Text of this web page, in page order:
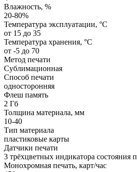
Влажность, %
20-80%
Температура эксплуатации, °C
от 15 до 35
Температура хранения, °C
от -5 до 70
Метод печати
Сублимационная
Способ печати
односторонняя
Флеш память
2 Гб
Толщина материала, мм
10-40
Тип материала
пластиковые карты
Датчики печати
3 трёхцветных индикатора состояния
Монохромная печать, карт/час